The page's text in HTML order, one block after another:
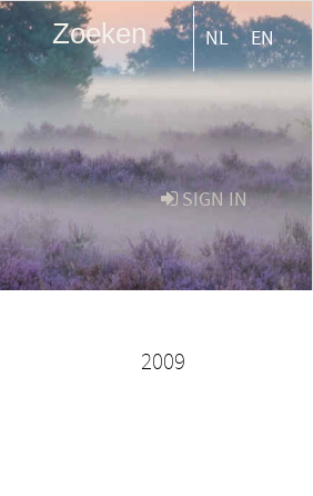
Zoeken NL EN
SIGN IN
2009